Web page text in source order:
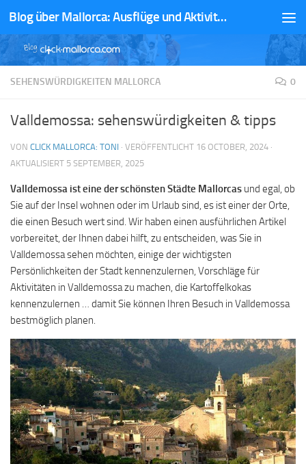
Zum Inhalt springen Blog über Mallorca: Ausflüge und Aktivitäten
SEHENSWÜRDIGKEITEN MALLORCA 0
Valldemossa: sehenswürdigkeiten & tipps
VON CLICK MALLORCA: TONI · VERÖFFENTLICHT 16 OCTOBER, 2024 ·
AKTUALISIERT 5 SEPTEMBER, 2025
Valldemossa ist eine der schönsten Städte Mallorcas und egal, ob
Sie auf der Insel wohnen oder im Urlaub sind, es ist einer der Orte,
die einen Besuch wert sind. Wir haben einen ausführlichen Artikel
vorbereitet, der Ihnen dabei hilft, zu entscheiden, was Sie in
Valldemossa sehen möchten, einige der wichtigsten
Persönlichkeiten der Stadt kennenzulernen, Vorschläge für
Aktivitäten in Valldemossa zu machen, die Kartoffelkokas
kennenzulernen … damit Sie können Ihren Besuch in Valldemossa
bestmöglich planen.